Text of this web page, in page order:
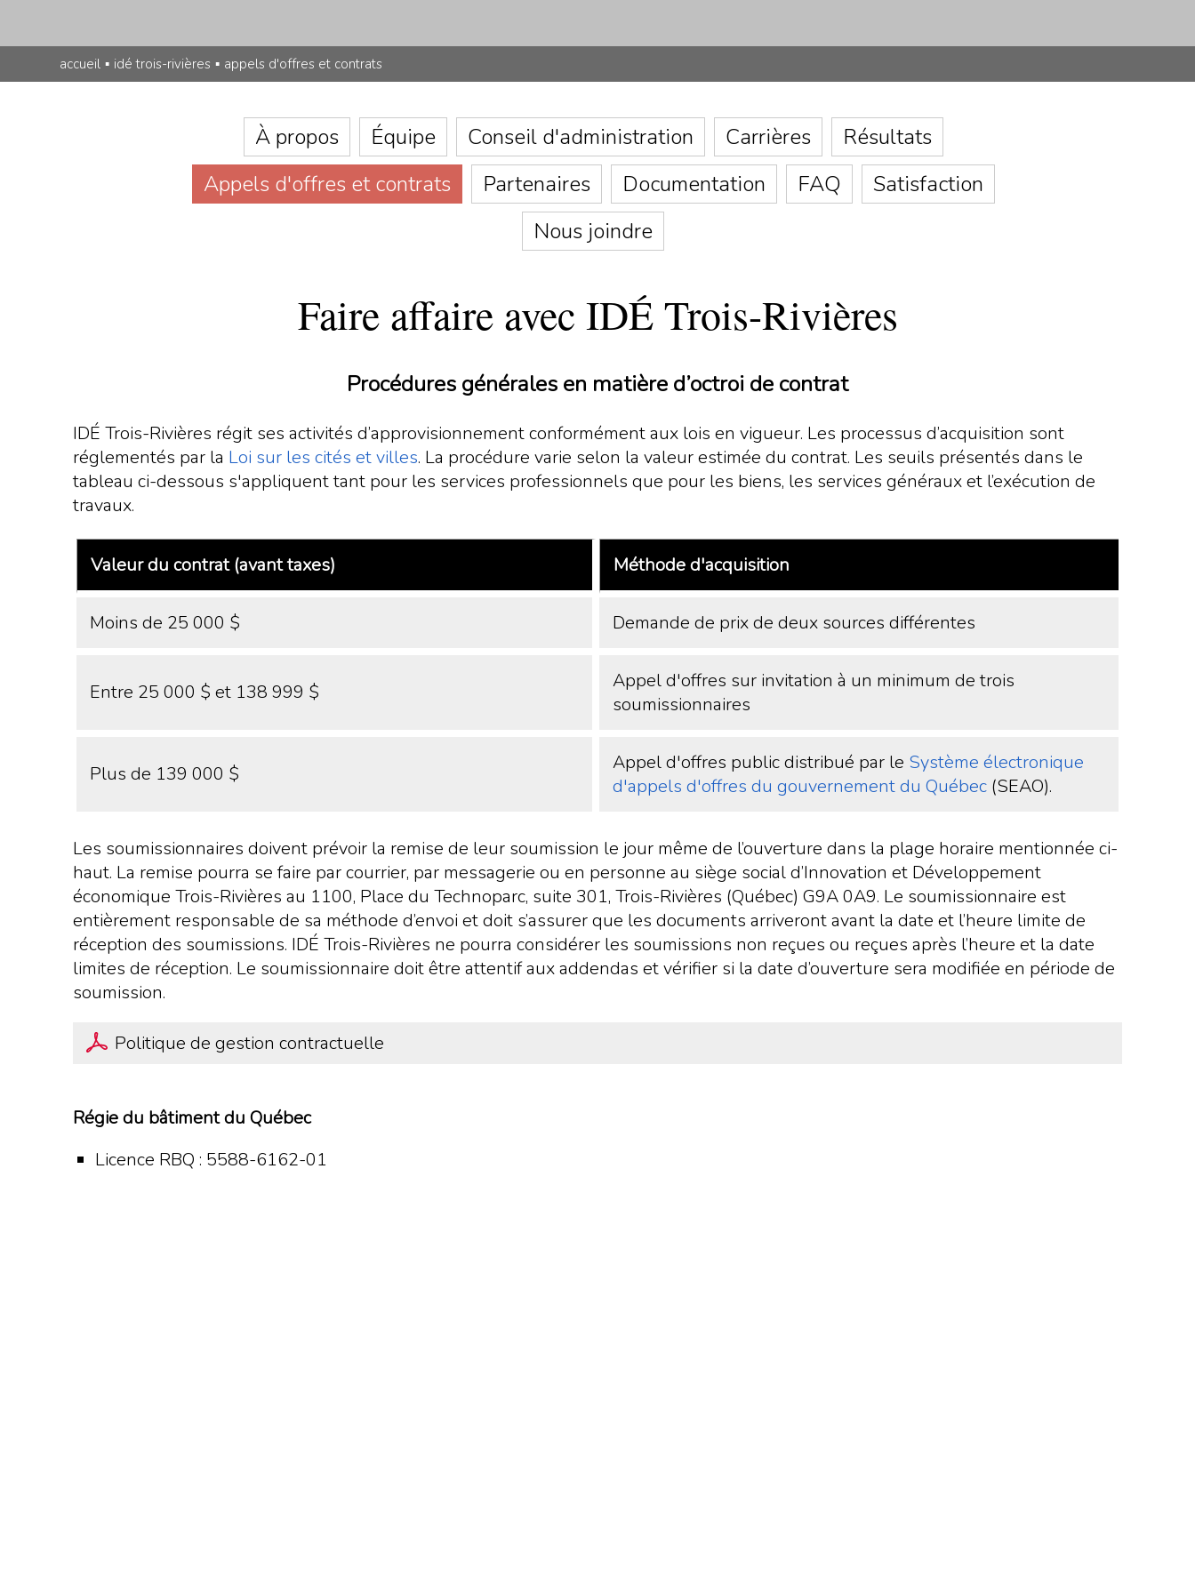
accueil ▪ idé trois-rivières ▪ appels d'offres et contrats
À propos Équipe Conseil d'administration Carrières
Résultats
Appels d'offres et contrats
Partenaires Documentation FAQ
Satisfaction
Nous joindre
Faire affaire avec IDÉ Trois-Rivières
Procédures générales en matière d’octroi de contrat
IDÉ Trois-Rivières régit ses activités d’approvisionnement conformément aux lois en vigueur. Les processus d’acquisition sont
réglementés par la Loi sur les cités et villes. La procédure varie selon la valeur estimée du contrat. Les seuils présentés dans le
tableau ci-dessous s'appliquent tant pour les services professionnels que pour les biens, les services généraux et l’exécution de
travaux.
Valeur du contrat (avant taxes) Méthode d'acquisition
Moins de 25 000 $ Demande de prix de deux sources différentes
Entre 25 000 $ et 138 999 $
Appel d'offres sur invitation à un minimum de trois
soumissionnaires
Plus de 139 000 $ Appel d'offres public distribué par le Système électronique
d'appels d'offres du gouvernement du Québec (SEAO).
Les soumissionnaires doivent prévoir la remise de leur soumission le jour même de l’ouverture dans la plage horaire mentionnée ci-
haut. La remise pourra se faire par courrier, par messagerie ou en personne au siège social d’Innovation et Développement
économique Trois-Rivières au 1100, Place du Technoparc, suite 301, Trois-Rivières (Québec) G9A 0A9. Le soumissionnaire est
entièrement responsable de sa méthode d’envoi et doit s’assurer que les documents arriveront avant la date et l’heure limite de
réception des soumissions. IDÉ Trois-Rivières ne pourra considérer les soumissions non reçues ou reçues après l’heure et la date
limites de réception. Le soumissionnaire doit être attentif aux addendas et vérifier si la date d’ouverture sera modifiée en période de
soumission.
Politique de gestion contractuelle
Régie du bâtiment du Québec
Licence RBQ : 5588-6162-01